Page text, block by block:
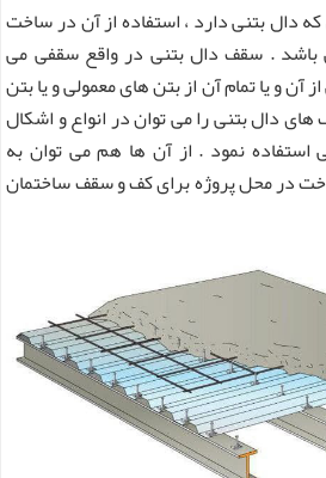
دال بتنی دارد ، استفاده از آن در ساخت
. سقف دال بتنی در واقع سقفی می
و یا تمام آن از بتن های معمولی و یا بتن
دال بتنی را می توان در انواع و اشکال
استفاده نمود . از آن ها هم می توان به
در محل پروژه برای کف و سقف ساختمان